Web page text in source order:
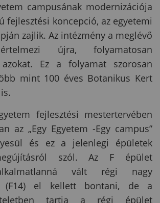
campusának modernizációja
fejlesztési koncepció, az egyetemi
zajlik. Az intézmény a meglévő
újra, folyamatosan
azokat. Ez a folyamat szorosan
mint 100 éves Botanikus Kert
fejlesztési mestertervében
az „Egy Egyetem -Egy campus”
és ez a jelenlegi épületek
szól. Az F épület
vált régi nagy
(F14) el kellett bontani, de a
tartja a régi épület